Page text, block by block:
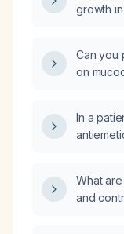
blood
removed
growth
Can you
on
In a
What
and